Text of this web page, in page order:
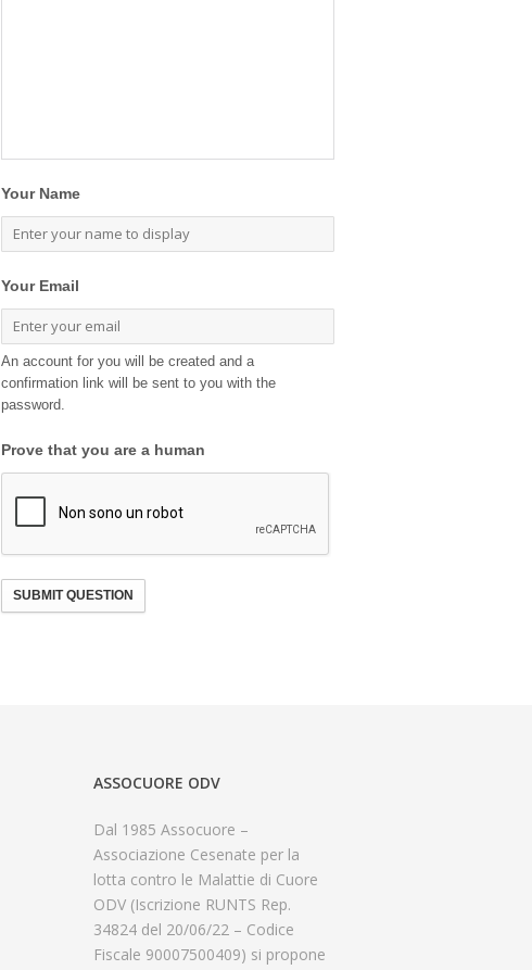
Your Name
Your Email
An account for you will be created and a
confirmation link will be sent to you with the
password.
Prove that you are a human
SUBMIT QUESTION
ASSOCUORE ODV
Dal 1985 Assocuore –
Associazione Cesenate per la
lotta contro le Malattie di Cuore
ODV (Iscrizione RUNTS Rep.
34824 del 20/06/22 – Codice
Fiscale 90007500409) si propone